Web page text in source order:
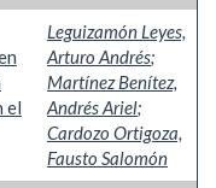
el
Leguizamón Leyes,
Arturo Andrés;
Martínez Benítez,
Andrés Ariel;
Cardozo Ortigoza,
Fausto Salomón